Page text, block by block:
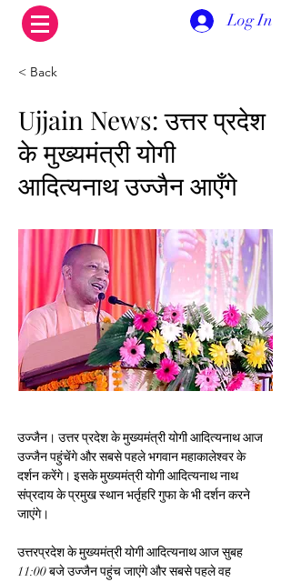
Log In
< Back
Ujjain News: उत्तर प्रदेश
के मुख्यमंत्री योगी
आदित्यनाथ उज्जैन आएँगे
उज्जैन। उत्तर प्रदेश के मुख्यमंत्री योगी आदित्यनाथ आज
उज्जैन पहुंचेंगे और सबसे पहले भगवान महाकालेश्वर के
दर्शन करेंगे। इसके मुख्यमंत्री योगी आदित्यनाथ नाथ
संप्रदाय के प्रमुख स्थान भर्तृहरि गुफा के भी दर्शन करने
जाएंगे।
उत्तरप्रदेश के मुख्यमंत्री योगी आदित्यनाथ आज सुबह
11:00 बजे उज्जैन पहुंच जाएंगे और सबसे पहले वह